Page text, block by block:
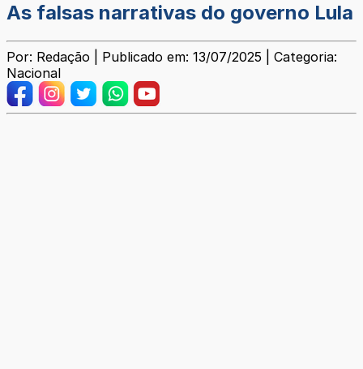
As falsas narrativas do governo Lula
Por: Redação | Publicado em: 13/07/2025 | Categoria:
Nacional